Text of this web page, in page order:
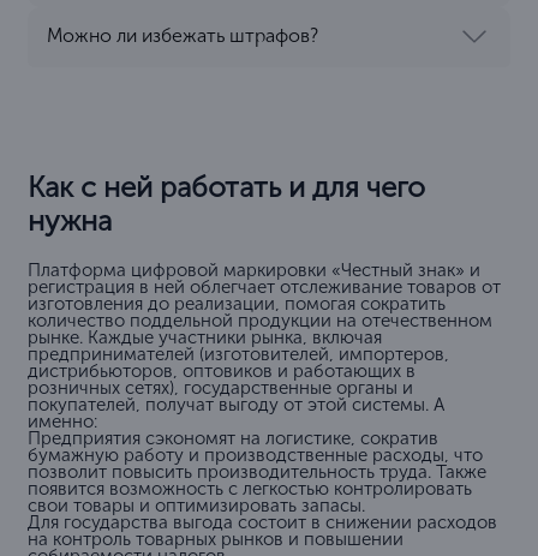
Можно ли избежать штрафов?
Как с ней работать и для чего
нужна
Платформа цифровой маркировки «Честный знак» и
регистрация в ней облегчает отслеживание товаров от
изготовления до реализации, помогая сократить
количество поддельной продукции на отечественном
рынке. Каждые участники рынка, включая
предпринимателей (изготовителей, импортеров,
дистрибьюторов, оптовиков и работающих в
розничных сетях), государственные органы и
покупателей, получат выгоду от этой системы. А
именно:
Предприятия сэкономят на логистике, сократив
бумажную работу и производственные расходы, что
позволит повысить производительность труда. Также
появится возможность с легкостью контролировать
свои товары и оптимизировать запасы.
Для государства выгода состоит в снижении расходов
на контроль товарных рынков и повышении